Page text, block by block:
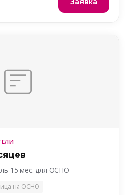
15 мес. для ОСНО
на ОСНО